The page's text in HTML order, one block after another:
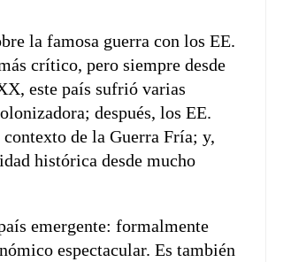
la famosa guerra con los EE.
crítico, pero siempre desde
este país sufrió varias
después, los EE.
de la Guerra Fría; y,
histórica desde mucho
emergente: formalmente
espectacular. Es también